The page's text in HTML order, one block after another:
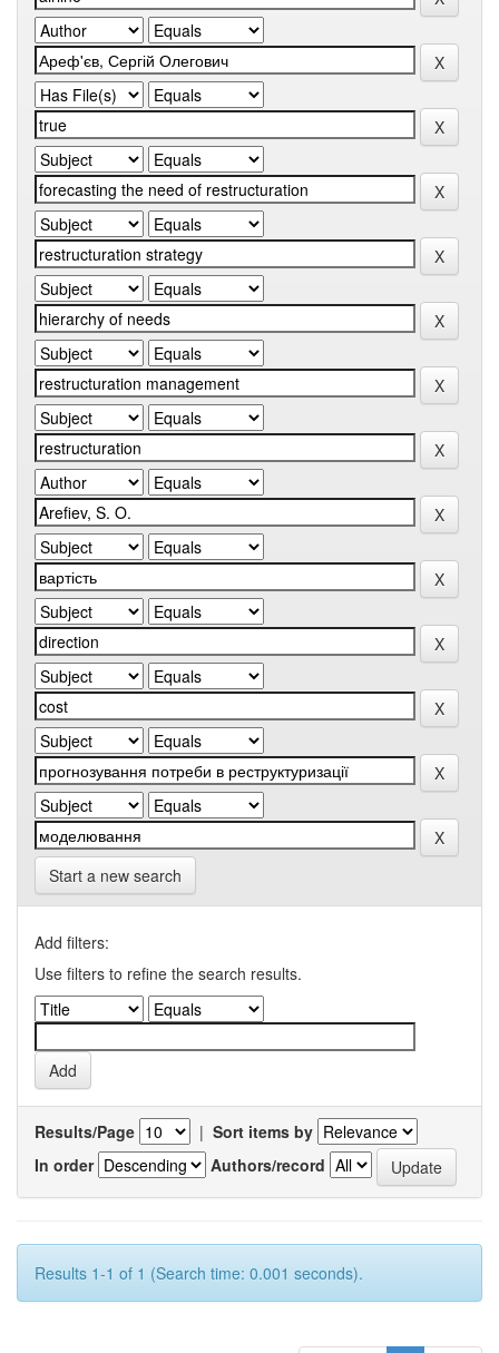
Start a new search
Add filters:
Use filters to refine the search results.
Results/Page | Sort items by
In order
Authors/record
Results 1-1 of 1 (Search time: 0.001 seconds).